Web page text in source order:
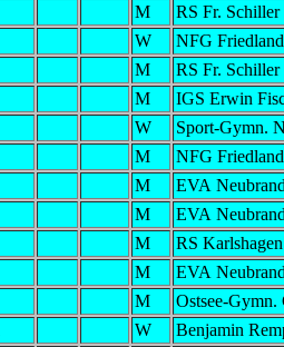
M
RS Fr.
W
NFG Friedland
M
RS Fr.
M
IGS Erwin
W
Sport-Gymn.
M
NFG Friedland
M
EVA
M
EVA
M
RS Karlshagen
M
EVA
M
Ostsee-Gymn.
W
Benjamin